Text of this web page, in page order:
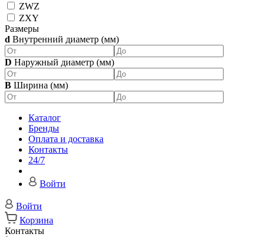
ZWZ
ZXY
Размеры
d Внутренний диаметр (мм)
D Наружный диаметр (мм)
B Ширина (мм)
Каталог
Бренды
Оплата и доставка
Контакты
24/7
Войти
Войти
Корзина
Контакты